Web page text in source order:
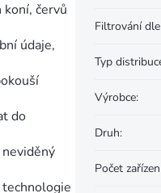
červů
údaje,
do
Filtrování
Typ
Výrobce:
Druh:
Počet